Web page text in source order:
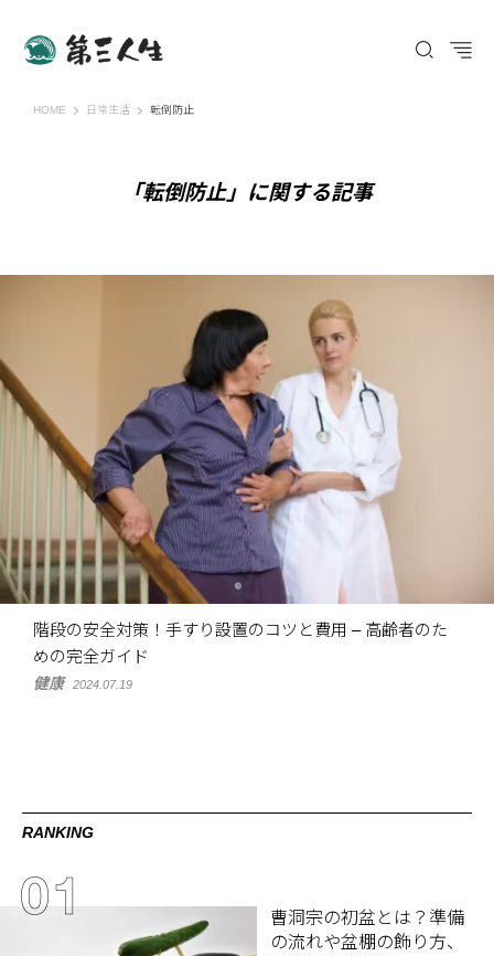
HOME 第三人生 〜寄り道の歩き方〜
日常生活 転倒防止
「転倒防止」に関する記事
階段の安全対策！手すり設置のコツと費用 – 高齢者のた
めの完全ガイド
健康 2024.07.19
RANKING
曹洞宗の初盆とは？準備
の流れや盆棚の飾り方、